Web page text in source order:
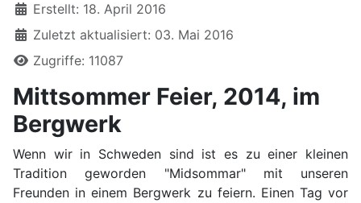
Erstellt: 18. April 2016
Zuletzt aktualisiert: 03. Mai 2016
Zugriffe: 11087
Mittsommer Feier, 2014, im
Bergwerk
Wenn wir in Schweden sind ist es zu einer kleinen
Tradition geworden "Midsommar" mit unseren
Freunden in einem Bergwerk zu feiern. Einen Tag vor